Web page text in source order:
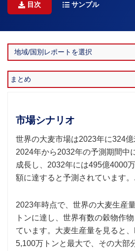
目次 サンプル
市場シナリオ
世界の大麦市場は2023年に324億
2024年から2032年の予測期間中
成長し、2032年には495億4000
額に達すると予測されています。.
2023年時点で、世界の大麦生産
トンに達し、世界有数の穀物作
ています。大麦生産量を見ると
5,100万トンと最大で、その大部